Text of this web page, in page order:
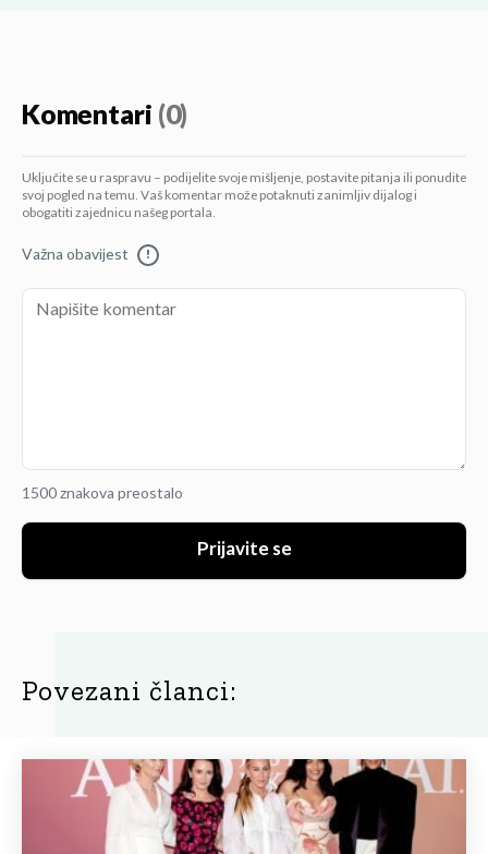
Komentari (0)
Uključite se u raspravu – podijelite svoje mišljenje, postavite pitanja ili ponudite
svoj pogled na temu. Vaš komentar može potaknuti zanimljiv dijalog i
obogatiti zajednicu našeg portala.
Važna obavijest !
1500 znakova preostalo
Prijavite se
Povezani članci: